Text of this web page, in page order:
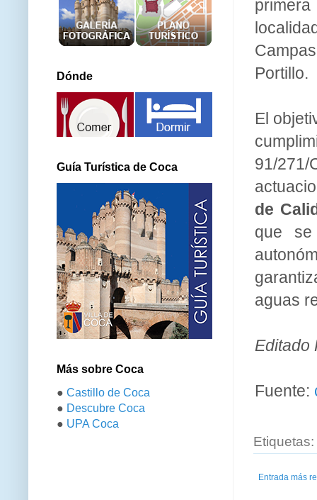
Portillo.
El
91/
de
que se
aguas
Editado
Fuente:
Etiquetas:
Entrada más
Dónde
Guía Turística de Coca
Más sobre Coca
● Castillo de Coca
● Descubre Coca
● UPA Coca